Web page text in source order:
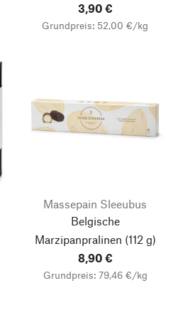
3,90 €
Grundpreis: 52,00 €/kg
Massepain Sleeubus
Belgische
Marzipanpralinen (112 g)
8,90 €
Grundpreis: 79,46 €/kg